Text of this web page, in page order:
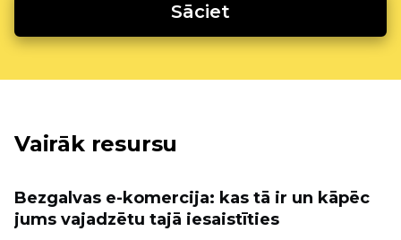
Sāciet
Vairāk resursu
Bezgalvas e-komercija: kas tā ir un kāpēc
jums vajadzētu tajā iesaistīties